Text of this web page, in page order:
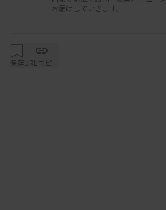
地震の際に機能したか検証を急
お届けしていきます。
保存URLコピー